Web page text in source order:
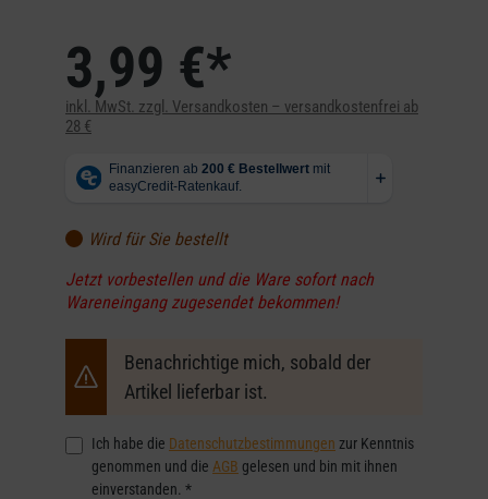
3,99 €*
inkl. MwSt. zzgl. Versandkosten – versandkostenfrei ab
28 €
Wird für Sie bestellt
Jetzt vorbestellen und die Ware sofort nach
Wareneingang zugesendet bekommen!
Benachrichtige mich, sobald der
Artikel lieferbar ist.
Ich habe die Datenschutzbestimmungen zur Kenntnis
genommen und die AGB gelesen und bin mit ihnen
einverstanden. *